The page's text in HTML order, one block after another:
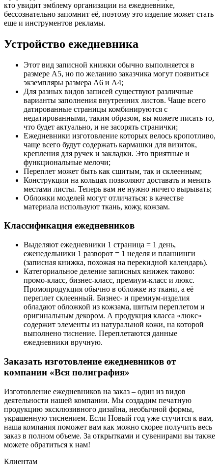
кто увидит эмблему организации на ежедневнике,
бессознательно запомнит её, поэтому это изделие может стать
еще и инструментов рекламы.
Устройство ежедневника
Этот вид записной книжки обычно выполняется в
размере А5, но по желанию заказчика могут появиться
экземпляры размера А6 и А4;
Для разных видов записей существуют различные
варианты заполнения внутренних листов. Чаще всего
датированные страницы комбинируются с
недатированными, таким образом, вы можете писать то,
что будет актуально, и не засорять странички;
Ежедневники изготовление которых велось кропотливо,
чаще всего будут содержать кармашки для визиток,
крепления для ручек и закладки. Это приятные и
функциональные мелочи;
Переплет может быть как сшитым, так и склеенным;
Конструкции на кольцах позволяют доставать и менять
местами листы. Теперь вам не нужно ничего вырывать;
Обложки моделей могут отличаться: в качестве
материала используют ткань, кожу, кожзам.
Классификация ежедневников
Выделяют ежедневники 1 страница = 1 день,
еженедельники 1 разворот = 1 неделя и планнинги
(записная книжка, похожая на перекидной календарь).
Категориальное деление записных книжек таково:
промо-класс, бизнес-класс, премиум-класс и люкс.
Промопродукция обычно в обложке из ткани, а её
переплет склеенный. Бизнес- и премиум-изделия
обладают обложкой из кожзама, шитым переплетом и
оригинальным декором. А продукция класса «люкс»
содержит элементы из натуральной кожи, на которой
выполнено тиснение. Переплетаются данные
ежедневники вручную.
Заказать изготовление ежедневников от
компании «Вся полиграфия»
Изготовление ежедневников на заказ – один из видов
деятельности нашей компании. Мы создадим печатную
продукцию эксклюзивного дизайна, необычной формы,
украшенную тиснением. Если Новый год уже стучится к вам,
наша компания поможет вам как можно скорее получить весь
заказ в полном объеме. За открытками и сувенирами вы также
можете обратиться к нам!
Клиентам